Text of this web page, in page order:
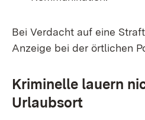
Bei Verdacht auf eine
Anzeige bei der örtlichen
Kriminelle lauern
Urlaubsort​